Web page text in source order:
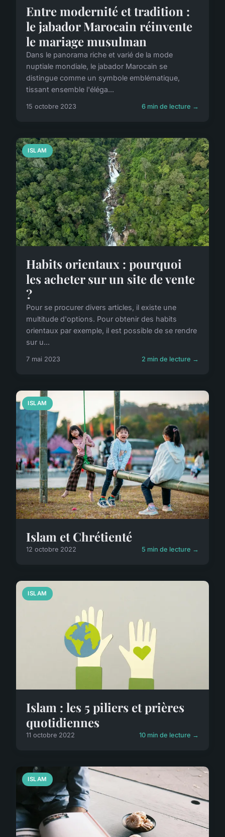
Entre modernité et tradition :
le jabador Marocain réinvente
le mariage musulman
Dans le panorama riche et varié de la mode
nuptiale mondiale, le jabador Marocain se
distingue comme un symbole emblématique,
tissant ensemble l'éléga...
15 octobre 2023 6 min de lecture →
ISLAM
Habits orientaux : pourquoi
les acheter sur un site de vente
?
Pour se procurer divers articles, il existe une
multitude d'options. Pour obtenir des habits
orientaux par exemple, il est possible de se rendre
sur u...
7 mai 2023 2 min de lecture →
ISLAM
Islam et Chrétienté
12 octobre 2022 5 min de lecture →
ISLAM
Islam : les 5 piliers et prières
quotidiennes
11 octobre 2022 10 min de lecture →
ISLAM